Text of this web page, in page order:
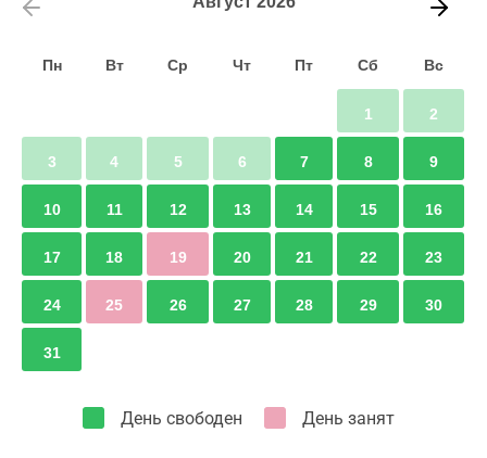
Пн Вт Ср Чт Пт Сб Вс
1 2
3 4 5 6 7 8 9
10 11 12 13 14 15 16
17 18 19 20 21 22 23
24 25 26 27 28 29 30
31
День свободен День занят